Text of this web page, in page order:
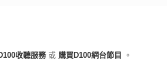
收聽服務 或 購買D100網台節目 。